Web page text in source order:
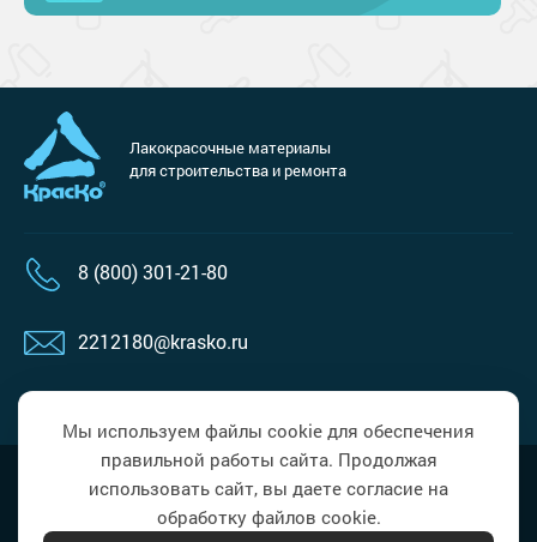
Лакокрасочные материалы
для строительства и ремонта
8 (800) 301-21-80
2212180@krasko.ru
Политика в области обработки
персональных данных
Мы используем файлы cookie для обеспечения
правильной работы сайта. Продолжая
использовать сайт, вы даете согласие на
обработку файлов cookie.